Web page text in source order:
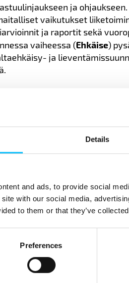
Details
and ads, to provide social
with our social media,
to them or that they’ve
Preferences
ja ohjaukseen.
vaikutukset
ja raportit sekä
vaiheessa (Ehkäise)
ja
Riskeihin perustuvat